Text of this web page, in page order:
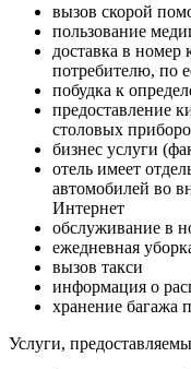
вызов скорой
пользование
доставка в номер
потребителю, по
побудка к
предоставление
столовых
бизнес услуги
отель имеет
автомобилей во
Интернет
обслуживание в
ежедневная
вызов такси
информация о
хранение багажа
Услуги,